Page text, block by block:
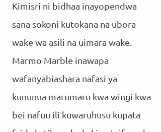
Kimisri ni bidhaa inayopendwa
sana sokoni kutokana na ubora
wake wa asili na uimara wake.
Marmo Marble inawapa
wafanyabiashara nafasi ya
kununua marumaru kwa wingi kwa
bei nafuu ili kuwaruhusu kupata